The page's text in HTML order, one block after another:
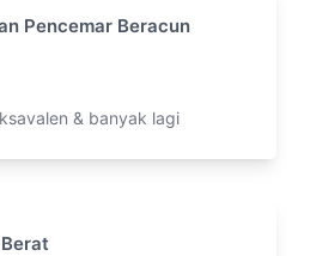
Pencemar Beracun
& banyak lagi